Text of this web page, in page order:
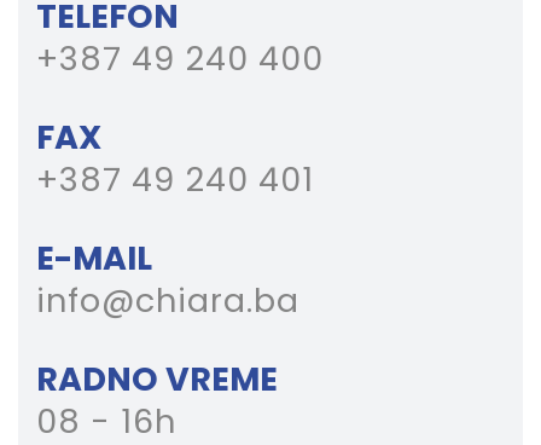
TELEFON
+387 49 240 400
FAX
+387 49 240 401
E-MAIL
info@chiara.ba
RADNO VREME
08 - 16h